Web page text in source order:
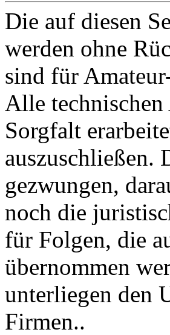
Die auf diesen
werden ohne
sind für
Alle
Sorgfalt
auszuschließen.
gezwungen,
noch die
für Folgen, die
übernommen
unterliegen den
Firmen..